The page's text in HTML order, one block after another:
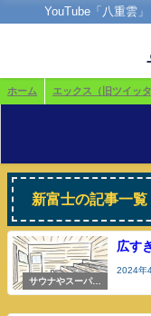
YouTube「八重雲
ホーム エックス（旧ツイッ
新富士の記事一覧
サウナやスーパー
銭湯
広す
2024年